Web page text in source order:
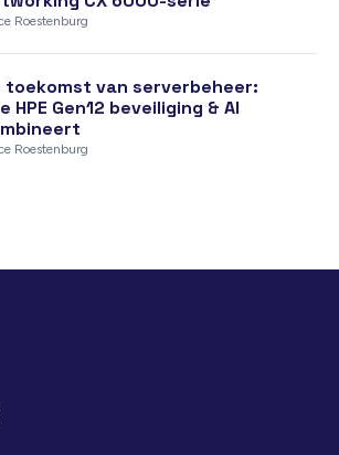
Roestenburg
toekomst van serverbeheer:
HPE Gen12 beveiliging & AI
Roestenburg